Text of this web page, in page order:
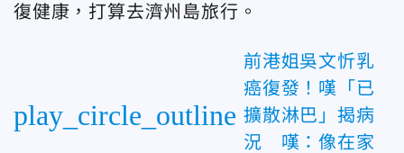
復健康，打算去濟州島旅行。
play_circle_outline
前港姐吳文忻乳
癌復發！嘆「已
擴散淋巴」揭病
況 嘆：像在家